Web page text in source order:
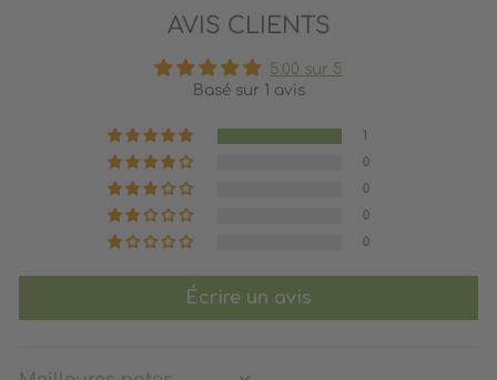
AVIS CLIENTS
5.00 sur 5
Basé sur 1 avis
1
0
0
0
0
Écrire un avis